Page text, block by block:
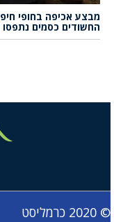
מבצע אכיפה בחופי
החשודים כסמים
© 2020 כרמליסט